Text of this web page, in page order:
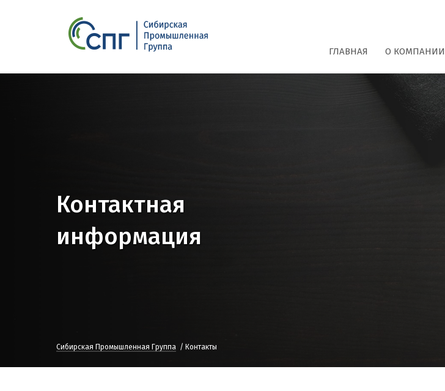
ГЛАВНАЯ О КОМПАНИИ
Контактная
информация
Сибирская Промышленная Группа Контакты